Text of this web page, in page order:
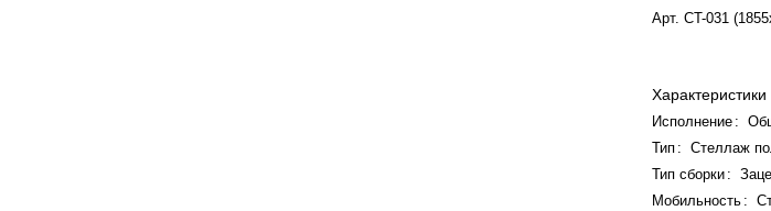
Арт.СT-031
Характеристики
Исполнение :
Тип :
Стеллаж
Тип сборки:
Мобильность :